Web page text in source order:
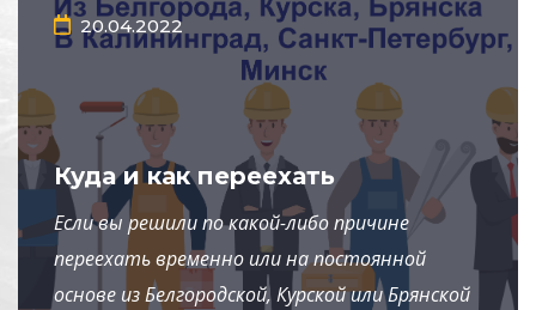
20.04.2022
Куда и как переехать
Если вы решили по какой-либо причине
переехать временно или на постоянной
основе из Белгородской, Курской или Брянской